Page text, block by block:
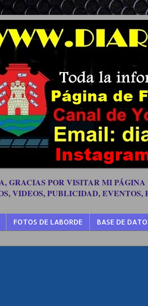
GRACIAS POR VISITAR MI
VIDEOS, PUBLICIDAD,
FOTOS DE LABORDE BASE DE